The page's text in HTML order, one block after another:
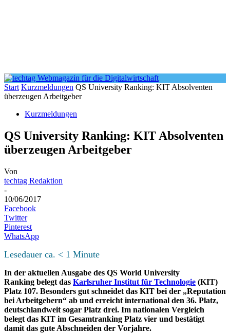
Start Kurzmeldungen QS University Ranking: KIT Absolventen
überzeugen Arbeitgeber
Kurzmeldungen
QS University Ranking: KIT Absolventen
überzeugen Arbeitgeber
Von
techtag Redaktion
-
10/06/2017
Facebook
Twitter
Pinterest
WhatsApp
Lesedauer ca. < 1 Minute
In der aktuellen Ausgabe des QS World University
Ranking belegt das Karlsruher Institut für Technologie (KIT)
Platz 107. Besonders gut schneidet das KIT bei der „Reputation
bei Arbeitgebern“ ab und erreicht international den 36. Platz,
deutschlandweit sogar Platz drei. Im nationalen Vergleich
belegt das KIT im Gesamtranking Platz vier und bestätigt
damit das gute Abschneiden der Vorjahre.